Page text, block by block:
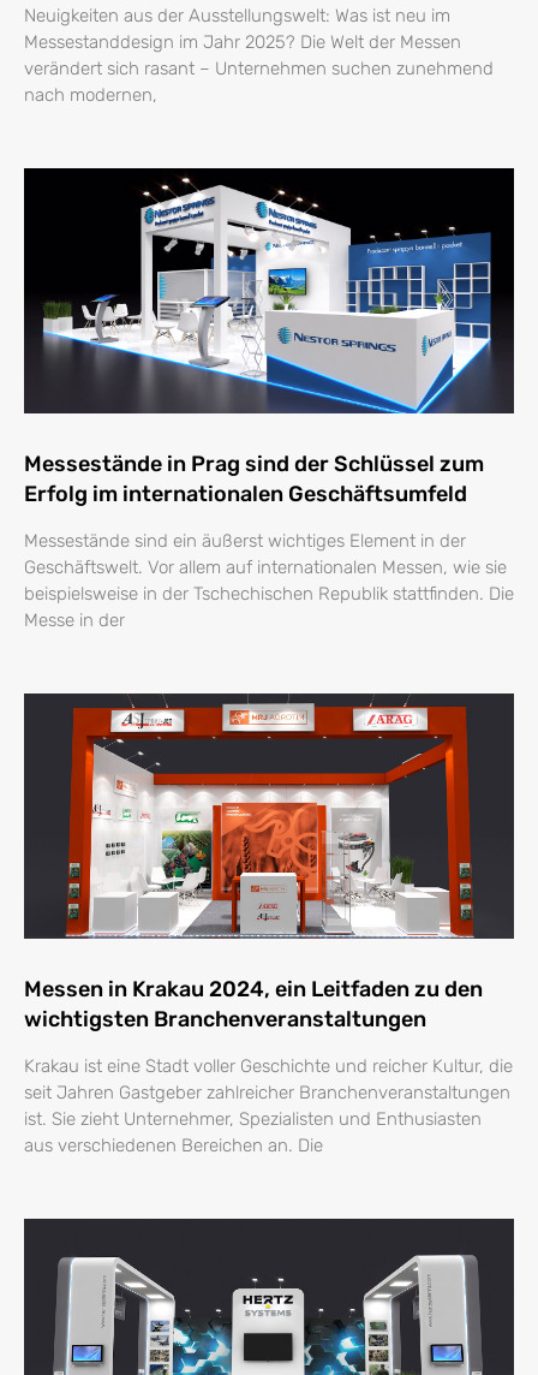
Neuigkeiten aus der Ausstellungswelt: Was ist neu im
Messestanddesign im Jahr 2025? Die Welt der Messen
verändert sich rasant – Unternehmen suchen zunehmend
nach modernen,
Messestände in Prag sind der Schlüssel zum
Erfolg im internationalen Geschäftsumfeld
Messestände sind ein äußerst wichtiges Element in der
Geschäftswelt. Vor allem auf internationalen Messen, wie sie
beispielsweise in der Tschechischen Republik stattfinden. Die
Messe in der
Messen in Krakau 2024, ein Leitfaden zu den
wichtigsten Branchenveranstaltungen
Krakau ist eine Stadt voller Geschichte und reicher Kultur, die
seit Jahren Gastgeber zahlreicher Branchenveranstaltungen
ist. Sie zieht Unternehmer, Spezialisten und Enthusiasten
aus verschiedenen Bereichen an. Die